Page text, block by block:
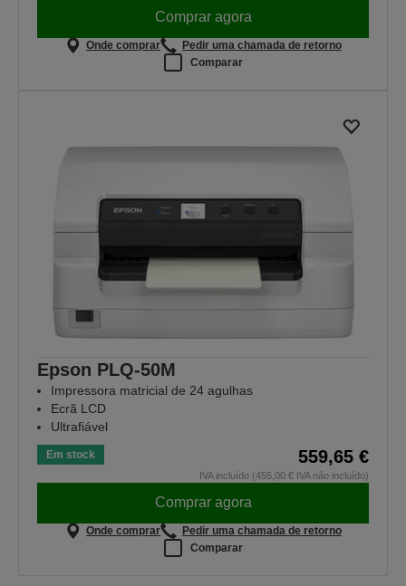
Comprar agora
Onde comprar
Pedir uma chamada de retorno
Comparar
Epson PLQ-50M
Impressora matricial de 24 agulhas
Ecrã LCD
Ultrafiável
Em stock 559,65 €
IVA incluído (455,00 € IVA não incluído)
Comprar agora
Onde comprar
Pedir uma chamada de retorno
Comparar